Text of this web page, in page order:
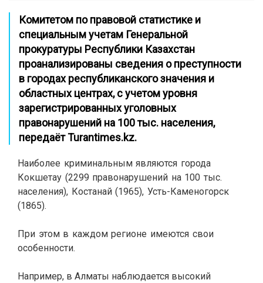
Комитетом по правовой статистике и
специальным учетам Генеральной
прокуратуры Республики Казахстан
проанализированы сведения о преступности
в городах республиканского значения и
областных центрах, с учетом уровня
зарегистрированных уголовных
правонарушений на 100 тыс. населения,
передаётTurantimes.kz.
Наиболее криминальным являются города
Кокшетау (2299 правонарушений на 100 тыс.
населения), Костанай (1965), Усть-Каменогорск
(1865).
При этом в каждом регионе имеются свои
особенности.
Например, в Aлматы наблюдается высокий